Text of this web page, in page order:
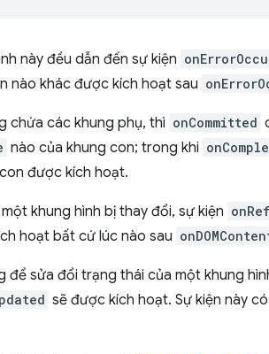
này đều dẫn đến sự kiện
nào khác được kích hoạt sau
chứa các khung phụ, thì onCommitted
nào của khung con; trong khi
được kích hoạt.
khung hình bị thay đổi, sự kiện
hoạt bất cứ lúc nào sau
để sửa đổi trạng thái của một khung
sẽ được kích hoạt. Sự kiện này